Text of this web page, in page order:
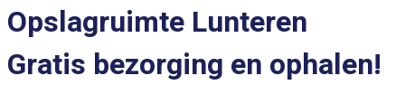
Opslagruimte Lunteren
Gratis bezorging en ophalen!